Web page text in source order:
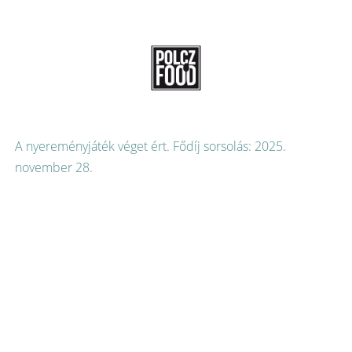
A nyereményjáték véget ért. Fődíj sorsolás: 2025.
november 28.